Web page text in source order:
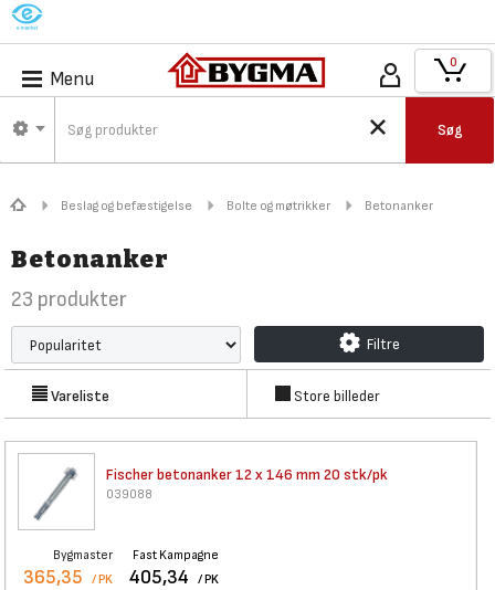
M
Menu
Søg
0
Beslag og befæstigelse Bolte og møtrikker Betonanker
Betonanker
23 produkter
Filtre
Vareliste Store billeder
Fischer betonanker 12 x 146 mm 20 stk/pk
039088
Bygmaster
365,35 / PK
Fast Kampagne
405,34 / PK